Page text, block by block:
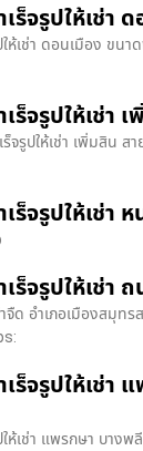
ร็จรูปให้เช่า
ให้เช่า ดอนเมือง ขน
ร็จรูปให้เช่า
ร็จรูปให้เช่า เพิ่มสิน
ร็จรูปให้เช่า
ร็จรูปให้เช่า
ด อำเภอเมืองสมุท
เร็จรูปให้เช่า
ให้เช่า แพรกษา บา